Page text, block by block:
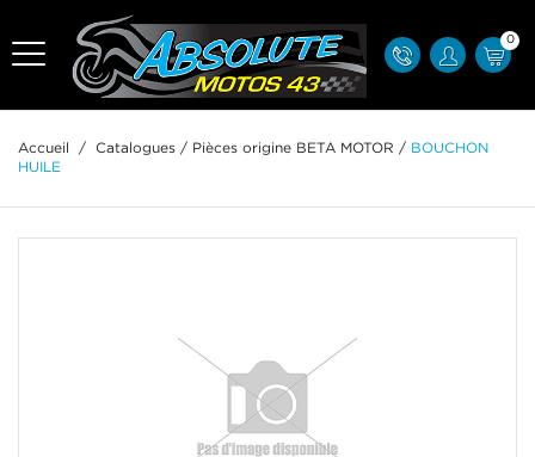
0
Accueil / Catalogues / Pièces origine BETA MOTOR /
BOUCHON
HUILE